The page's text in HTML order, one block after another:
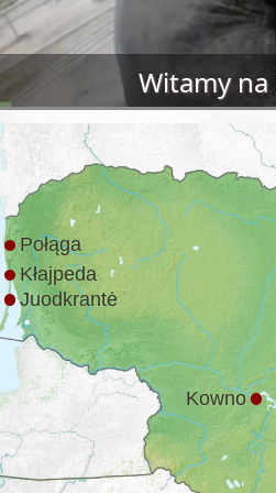
Witamy
Kowno
Kłajpeda
Połąga
Juodkrantė